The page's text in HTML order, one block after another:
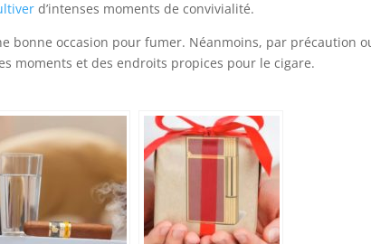
d’intenses moments de convivialité.
bonne occasion pour fumer. Néanmoins, par précaution
moments et des endroits propices pour le cigare.